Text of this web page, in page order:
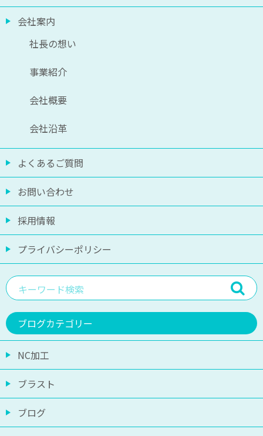
会社案内
社長の想い
事業紹介
会社概要
会社沿革
よくあるご質問
お問い合わせ
採用情報
プライバシーポリシー
ブログカテゴリー
NC加工
ブラスト
ブログ